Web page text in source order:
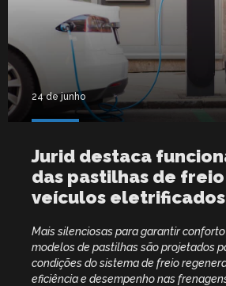
24 de junho
Jurid destaca
das pastilhas de
veículos eletrificados
Mais silenciosas para garantir
modelos de pastilhas são projetados
condições do sistema de freio
eficiência e desempenho nas